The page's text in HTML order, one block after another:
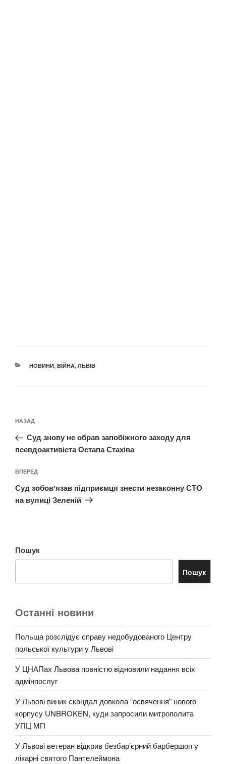
КАТЕГОРІЇ
НОВИНИ, ВІЙНА, ЛЬВІВ
записів
Попередній
запис:
НАЗАД
Суд знову не обрав запобіжного заходу для
псевдоактивіста Остапа Стахіва
Наступний
запис
ВПЕРЕД
Суд зобовʼязав підприємця знести незаконну СТО
на вулиці Зеленій
Пошук
Пошук
Останні новини
Польща розслідує справу недобудованого Центру
польської культури у Львові
У ЦНАПах Львова повністю відновили надання всіх
адмінпослуг
У Львові виник скандал довкола “освячення” нового
корпусу UNBROKEN, куди запросили митрополита
УПЦ МП
У Львові ветеран відкрив безбар’єрний барбершоп у
лікарні святого Пантелеймона